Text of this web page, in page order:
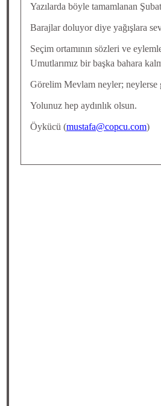
Yazılarda böyle tamamlanan
Barajlar doluyor diye yağışlara
Seçim ortamının sözleri ve
Umutlarımız bir başka bahara
Görelim Mevlam neyler; neylerse
Yolunuz hep aydınlık olsun.
Öykücü (mustafa@copcu.com)